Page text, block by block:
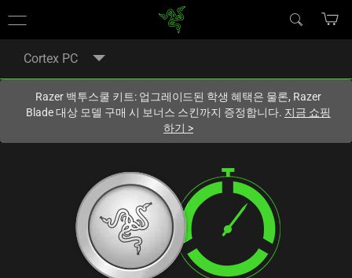
사이트에 있습니다.
Cortex PC
Razer 백투스쿨 키트: 업그레이드된 학생 혜택은 물론, Razer
Blade 대상 모델 구매 시 보너스 스킨까지 증정합니다. 지금 쇼핑
하기 >